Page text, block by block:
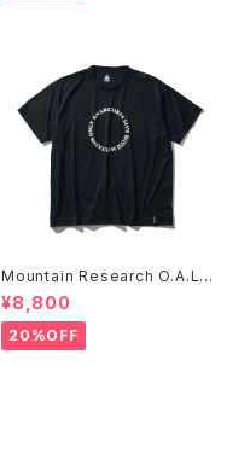
Mountain Research O.A.L.
W.M.
¥8,800
20%OFF